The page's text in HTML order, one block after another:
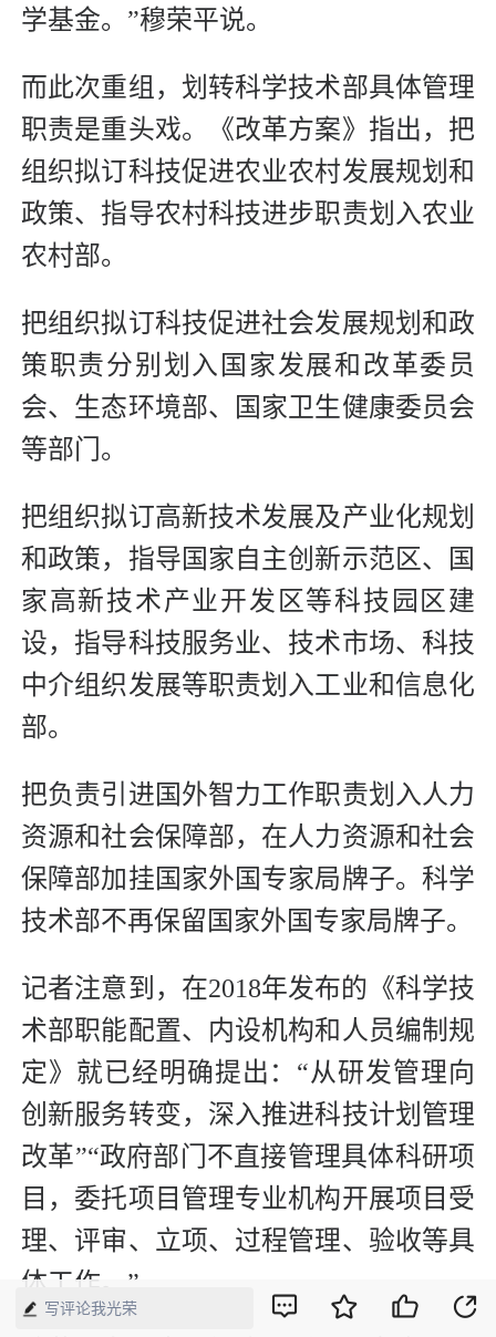
学基金。”穆荣平说。
而此次重组，划转科学技术部具体管理
职责是重头戏。《改革方案》指出，把
组织拟订科技促进农业农村发展规划和
政策、指导农村科技进步职责划入农业
农村部。
把组织拟订科技促进社会发展规划和政
策职责分别划入国家发展和改革委员
会、生态环境部、国家卫生健康委员会
等部门。
把组织拟订高新技术发展及产业化规划
和政策，指导国家自主创新示范区、国
家高新技术产业开发区等科技园区建
设，指导科技服务业、技术市场、科技
中介组织发展等职责划入工业和信息化
部。
把负责引进国外智力工作职责划入人力
资源和社会保障部，在人力资源和社会
保障部加挂国家外国专家局牌子。科学
技术部不再保留国家外国专家局牌子。
记者注意到，在2018年发布的《科学技
术部职能配置、内设机构和人员编制规
定》就已经明确提出：“从研发管理向
创新服务转变，深入推进科技计划管理
改革”“政府部门不直接管理具体科研项
目，委托项目管理专业机构开展项目受
理、评审、立项、过程管理、验收等具
体工作。”
写评论我光荣